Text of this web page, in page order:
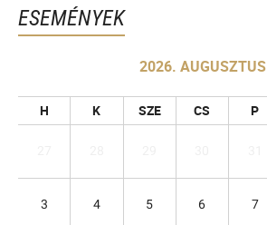
ESEMÉNYEK
2026. AUGUSZTUS
H K SZE CS P
3 4 5 6 7